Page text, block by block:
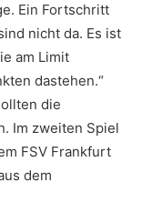
Ein Fortschritt
nicht da. Es ist
am Limit
dastehen.“
die
Im zweiten Spiel
FSV Frankfurt
dem